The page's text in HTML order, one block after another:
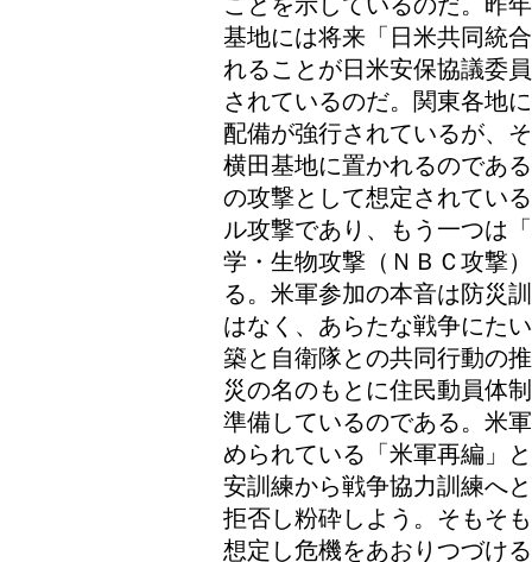
基地には将来「日米共同統
れることが日米安保協議委
されているのだ。関東各地
配備が強行されているが、
横田基地に置かれるのであ
の攻撃として想定されてい
ル攻撃であり、もう一つは
学・生物攻撃（ＮＢＣ攻撃
る。米軍参加の本音は防災
はなく、あらたな戦争にた
築と自衛隊との共同行動の
災の名のもとに住民動員体
準備しているのである。米
められている「米軍再編」
安訓練から戦争協力訓練へ
拒否し粉砕しよう。そもそ
想定し危機をあおりつづけ